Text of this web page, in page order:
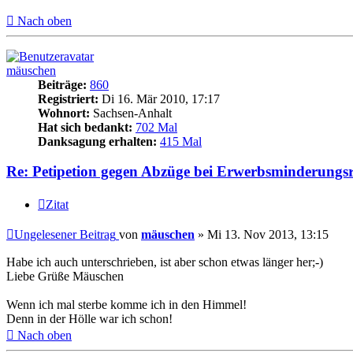
Nach oben
mäuschen
Beiträge: 860
Registriert: Di 16. Mär 2010, 17:17
Wohnort: Sachsen-Anhalt
Hat sich bedankt: 702 Mal
Danksagung erhalten: 415 Mal
Re: Petipetion gegen Abzüge bei
Zitat
Ungelesener Beitrag von mäuschen » Mi 13. Nov 2013, 13:15
Habe ich auch unterschrieben, ist aber schon etwas länger her;-)
Liebe Grüße Mäuschen
Wenn ich mal sterbe komme ich in den Himmel!
Denn in der Hölle war ich schon!
Nach oben